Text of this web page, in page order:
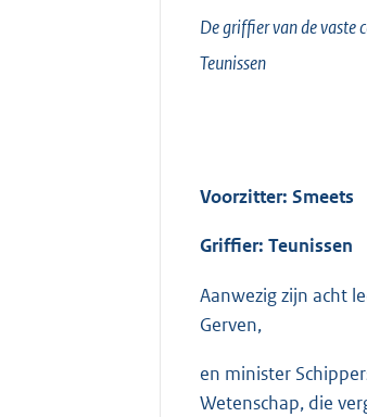
De griffier van de vaste
Teunissen
Voorzitter: Smeets
Griffier: Teunissen
Aanwezig zijn acht
Gerven,
en minister
Wetenschap, die